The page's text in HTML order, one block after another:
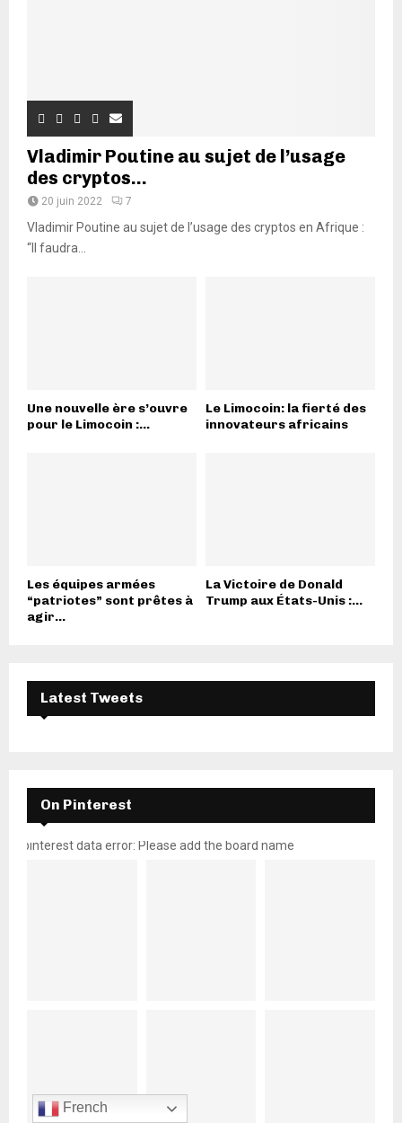
Vladimir Poutine au sujet de l’usage
des cryptos...
20 juin 2022 7
Vladimir Poutine au sujet de l’usage des cryptos en Afrique :
“Il faudra...
Une nouvelle ère s’ouvre
pour le Limocoin :...
Le Limocoin: la fierté des
innovateurs africains
Les équipes armées
“patriotes” sont prêtes à
agir...
La Victoire de Donald
Trump aux États-Unis :...
Latest Tweets
On Pinterest
pinterest data error: Please add the board name
French